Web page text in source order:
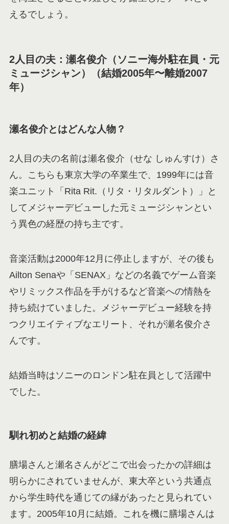
えるでしょう。
2人目の夫：瀬名俊介（ソニー海外駐在員・元
ミュージシャン）（結婚2005年〜離婚2007
年）
瀬名俊介とはどんな人物？
2人目の夫の名前は瀬名俊介（せな しゅんすけ）さ
ん。こちらも東京大学の卒業生で、1999年には音
楽ユニット「Rita Rit.（リタ・リタルダント）」と
してメジャーデビューした元ミュージシャンとい
う異色の経歴の持ち主です。
音楽活動は2000年12月に停止しますが、その後も
Ailton Senaや「SENAX」などの名義でゲーム音楽
やリミックス作品を手がけるなど音楽への情熱を
持ち続けていました。メジャーデビュー経験を持
つクリエイティブなエリート、それが瀬名俊介さ
んです。
結婚当時はソニーのロンドン駐在員として活躍中
でした。
馴れ初めと結婚の経緯
膳場さんと瀬名さんがどこで出会ったかの詳細は
明らかにされていませんが、東大卒という共通点
から学生時代を通じての縁があったと見られてい
ます。2005年10月に結婚。これを機に膳場さんは